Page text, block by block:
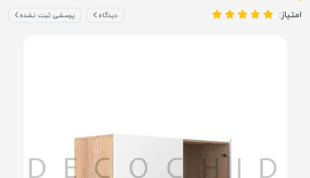
امتیاز: دیدگاه پرسشی ثبت نشده